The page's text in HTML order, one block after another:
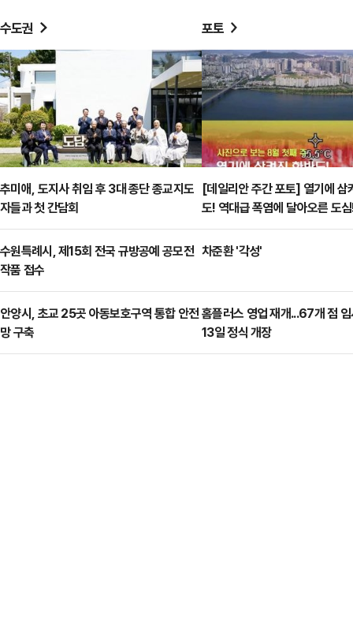
수도권
추미애, 도지사 취임 후 3대 종단 종교지도
자들과 첫 간담회
수원특례시, 제15회 전국 규방공예 공모전
작품 접수
안양시, 초교 25곳 아동보호구역 통합 안전
망 구축
포토
[데일리안 주간 포토] 열기에 삼
도! 역대급 폭염에 달아오른 도
차준환 '각성'
홈플러스 영업 재개...67개 점
13일 정식 개장